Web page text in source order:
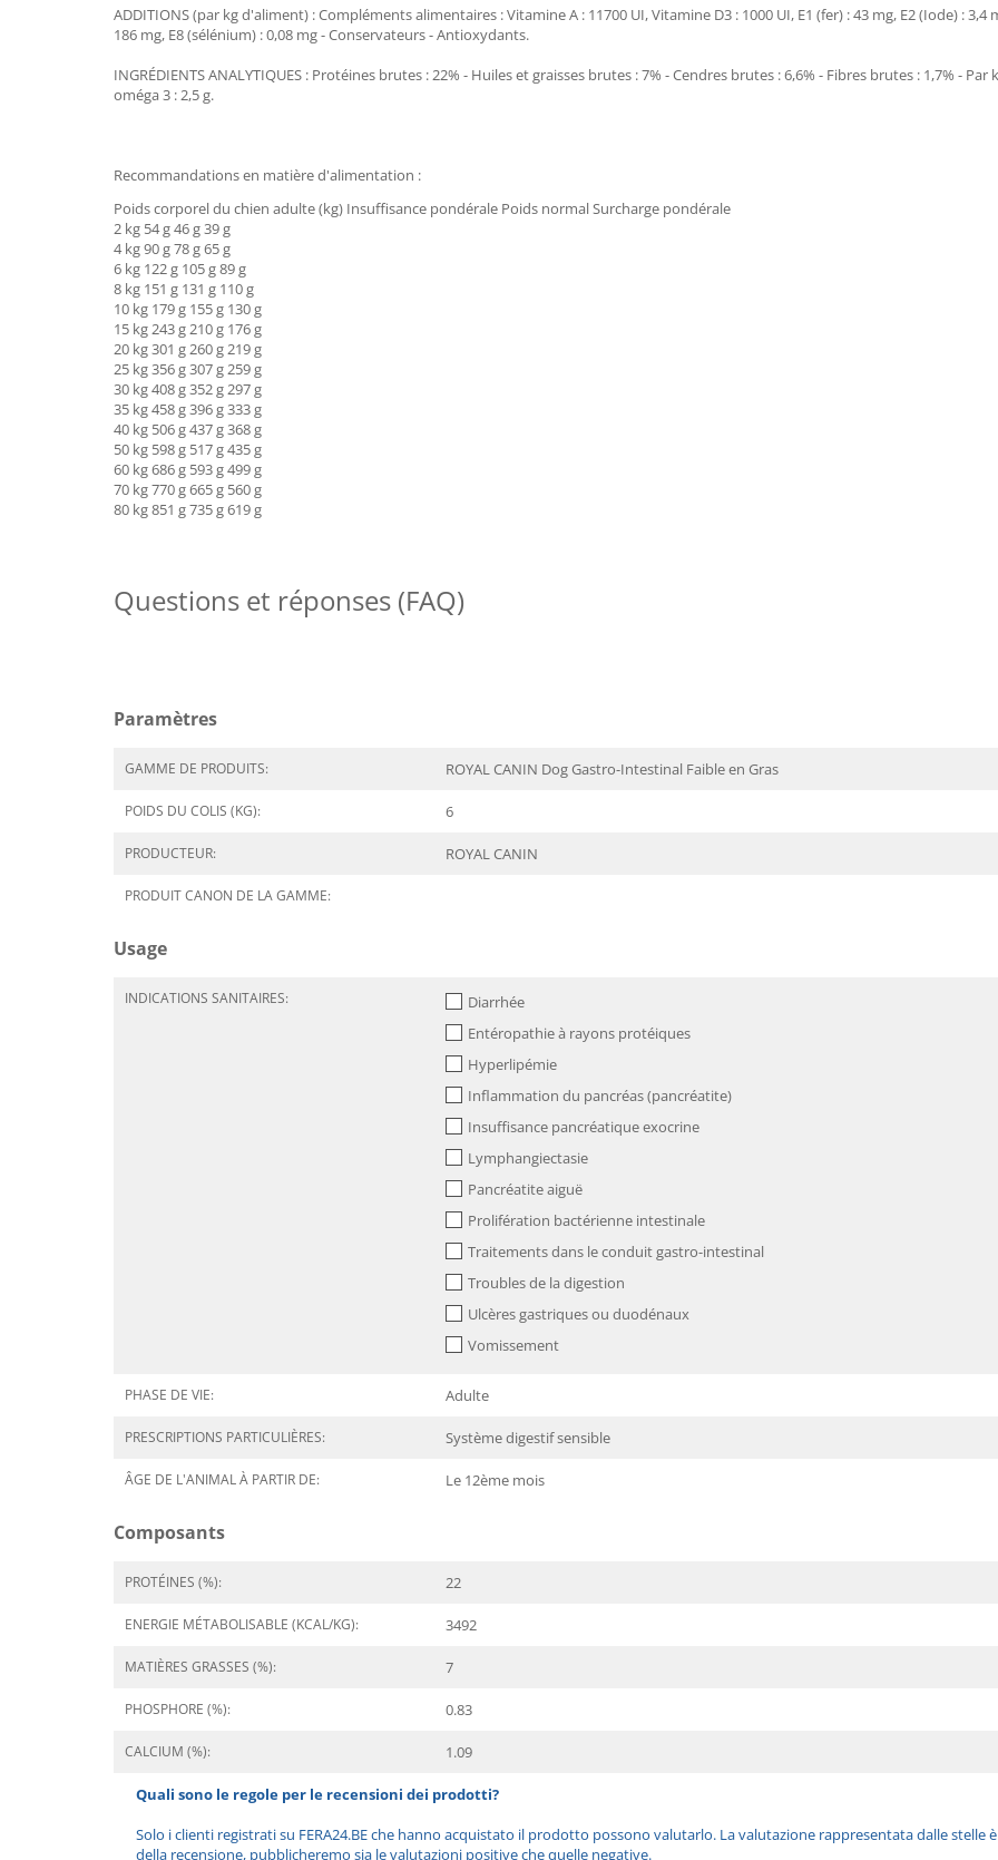
ADDITIONS (par kg d'aliment) : Compléments alimentaires : Vitamine A : 11700 UI, Vitamine D3 : 1000 UI, E1 (fer) : 43 mg, E2 (Iode) : 3,4
186 mg, E8 (sélénium) : 0,08 mg - Conservateurs - Antioxydants.
INGRÉDIENTS ANALYTIQUES : Protéines brutes : 22% - Huiles et graisses brutes : 7% - Cendres brutes : 6,6% - Fibres brutes : 1,7% -
oméga 3 : 2,5 g.
Recommandations en matière d'alimentation :
Poids corporel du chien adulte (kg) Insuffisance pondérale Poids normal Surcharge pondérale
2 kg 54 g 46 g 39 g
4 kg 90 g 78 g 65 g
6 kg 122 g 105 g 89 g
8 kg 151 g 131 g 110 g
10 kg 179 g 155 g 130 g
15 kg 243 g 210 g 176 g
20 kg 301 g 260 g 219 g
25 kg 356 g 307 g 259 g
30 kg 408 g 352 g 297 g
35 kg 458 g 396 g 333 g
40 kg 506 g 437 g 368 g
50 kg 598 g 517 g 435 g
60 kg 686 g 593 g 499 g
70 kg 770 g 665 g 560 g
80 kg 851 g 735 g 619 g
Questions et réponses (FAQ)
Paramètres
GAMME DE PRODUITS: ROYAL CANIN Dog Gastro-Intestinal Faible en Gras
POIDS DU COLIS (KG): 6
PRODUCTEUR: ROYAL CANIN
PRODUIT CANON DE LA GAMME:
Usage
INDICATIONS SANITAIRES:
Diarrhée
Entéropathie à rayons protéiques
Hyperlipémie
Inflammation du pancréas (pancréatite)
Insuffisance pancréatique exocrine
Lymphangiectasie
Pancréatite aiguë
Prolifération bactérienne intestinale
Traitements dans le conduit gastro-intestinal
Troubles de la digestion
Ulcères gastriques ou duodénaux
Vomissement
PHASE DE VIE: Adulte
PRESCRIPTIONS PARTICULIÈRES: Système digestif sensible
ÂGE DE L'ANIMAL À PARTIR DE: Le 12ème mois
Composants
PROTÉINES (%): 22
ENERGIE MÉTABOLISABLE (KCAL/KG): 3492
MATIÈRES GRASSES (%): 7
PHOSPHORE (%): 0.83
CALCIUM (%): 1.09
Quali sono le regole per le recensioni dei prodotti?
Solo i clienti registrati su FERA24.BE che hanno acquistato il prodotto possono valutarlo. La valutazione rappresentata dalle
della recensione, pubblicheremo sia le valutazioni positive che quelle negative.